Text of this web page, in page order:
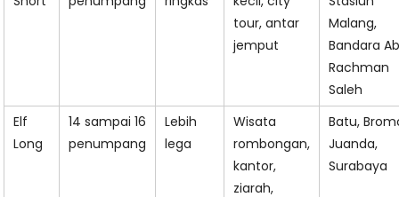
tour, antar
jemput
Malang,
Bandara
Rachman
Saleh
Elf
Long
14 sampai 16
penumpang
Lebih
lega
Wisata
rombongan,
kantor,
ziarah,
Batu,
Juanda,
Surabaya